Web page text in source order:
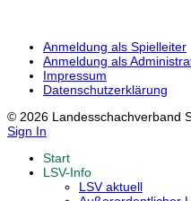
Anmeldung als Spielleiter
Anmeldung als
Impressum
Datenschutzerklärung
© 2026 Landesschachverband
Sign In
Start
LSV-Info
LSV aktuell